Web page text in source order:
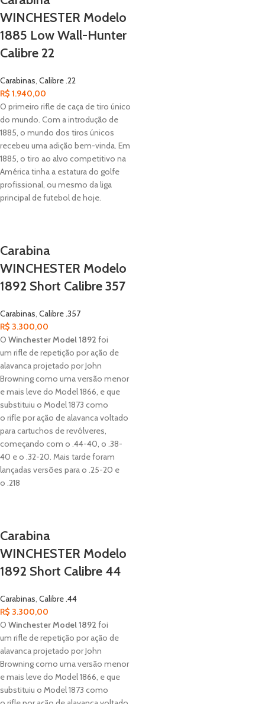
WINCHESTER Modelo
1885 Low Wall-Hunter
Calibre 22
Carabinas, Calibre .22
R$ 1.940,00
O primeiro rifle de caça de tiro único
do mundo. Com a introdução de
1885, o mundo dos tiros únicos
recebeu uma adição bem-vinda. Em
1885, o tiro ao alvo competitivo na
América tinha a estatura do golfe
profissional, ou mesmo da liga
principal de futebol de hoje.
Carabina
WINCHESTER Modelo
1892 Short Calibre 357
Carabinas, Calibre .357
R$ 3.300,00
O Winchester Model 1892 foi
um rifle de repetição por ação de
alavanca projetado por John
Browning como uma versão menor
e mais leve do Model 1866, e que
substituiu o Model 1873 como
o rifle por ação de alavanca voltado
para cartuchos de revólveres,
começando com o .44-40, o .38-
40 e o .32-20. Mais tarde foram
lançadas versões para o .25-20 e
o .218
Carabina
WINCHESTER Modelo
1892 Short Calibre 44
Carabinas, Calibre .44
R$ 3.300,00
O Winchester Model 1892 foi
um rifle de repetição por ação de
alavanca projetado por John
Browning como uma versão menor
e mais leve do Model 1866, e que
substituiu o Model 1873 como